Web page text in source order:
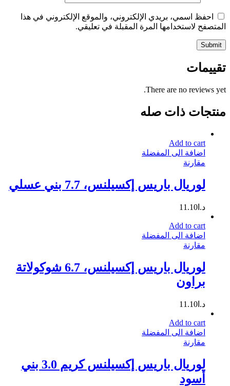
احفظ اسمي، بريدي الإلكتروني، والموقع الإلكتروني في هذا
المتصفح لاستخدامها المرة المقبلة في تعليقي.
تقييمات
There are no reviews yet.
منتجات ذات صله
Add to cart
اضافة الى المفضلة
مقارنة
لوريال باريس إكسيلنس، 7.7 بني عسلي
د.ا 11.10
Add to cart
اضافة الى المفضلة
مقارنة
لوريال باريس إكسيلنس، 6.7 شوكولاتة
براون
د.ا 11.10
Add to cart
اضافة الى المفضلة
مقارنة
لوريال باريس إكسيلنس كريم 3.0 بني
أسود